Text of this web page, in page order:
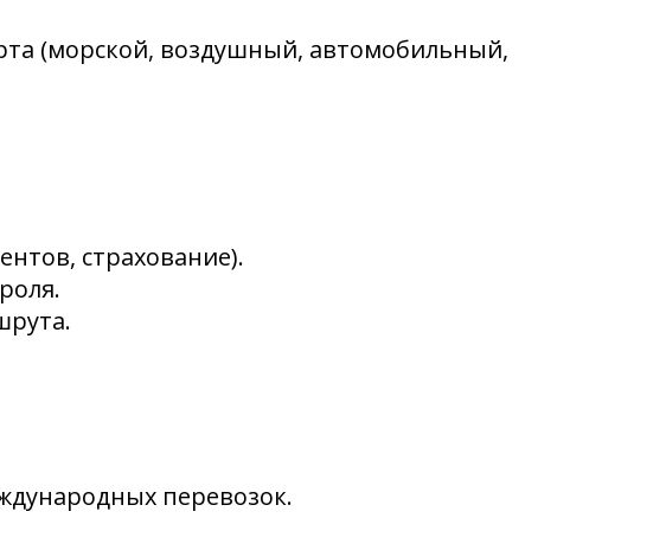
(морской, воздушный, автомобильный,
страхование).
перевозок.